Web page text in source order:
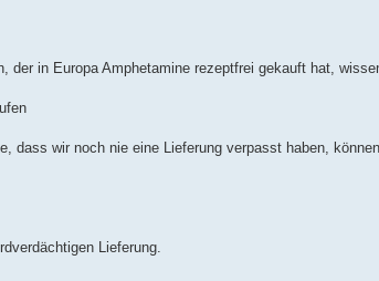
der in Europa Amphetamine rezeptfrei gekauft hat,
dass wir noch nie eine Lieferung verpasst haben,
Lieferung.